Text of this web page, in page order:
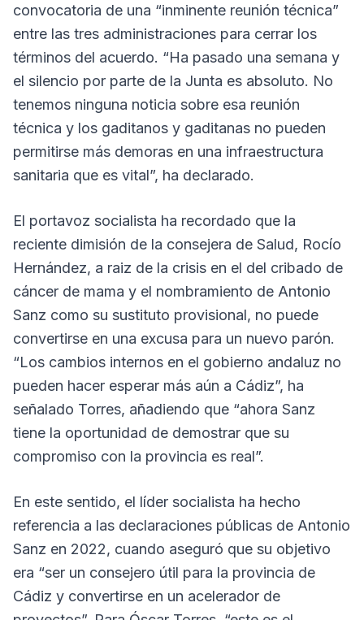
convocatoria de una “inminente reunión técnica”
entre las tres administraciones para cerrar los
términos del acuerdo. “Ha pasado una semana y
el silencio por parte de la Junta es absoluto. No
tenemos ninguna noticia sobre esa reunión
técnica y los gaditanos y gaditanas no pueden
permitirse más demoras en una infraestructura
sanitaria que es vital”, ha declarado.
El portavoz socialista ha recordado que la
reciente dimisión de la consejera de Salud, Rocío
Hernández, a raiz de la crisis en el del cribado de
cáncer de mama y el nombramiento de Antonio
Sanz como su sustituto provisional, no puede
convertirse en una excusa para un nuevo parón.
“Los cambios internos en el gobierno andaluz no
pueden hacer esperar más aún a Cádiz”, ha
señalado Torres, añadiendo que “ahora Sanz
tiene la oportunidad de demostrar que su
compromiso con la provincia es real”.
En este sentido, el líder socialista ha hecho
referencia a las declaraciones públicas de Antonio
Sanz en 2022, cuando aseguró que su objetivo
era “ser un consejero útil para la provincia de
Cádiz y convertirse en un acelerador de